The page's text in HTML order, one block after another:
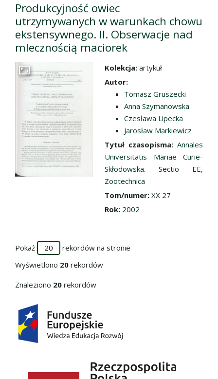
Produkcyjność owiec
utrzymywanych w warunkach chowu
ekstensywnego. II. Obserwacje nad
mlecznością maciorek
Przejdź do zbioru
Kolekcja: artykuł
Autor:
Tomasz Gruszecki
Anna Szymanowska
Czesława Lipecka
Jarosław Markiewicz
Tytuł czasopisma: Annales
Universitatis Mariae Curie-
Skłodowska. Sectio EE,
Zootechnica
Tom/numer: XX 27
Rok: 2002
Pokaż
rekordów na stronie
Wyświetlono 20 rekordów
Znaleziono 20 rekordów